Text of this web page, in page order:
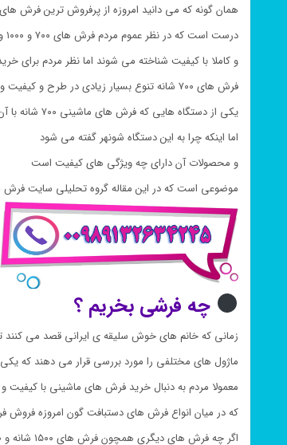
همان گونه که می دانید امروزه از پرفروش ترین فرش های
درست است که در نظر عموم مردم فرش های ۷۰۰ و ۱۰۰۰ و ۱۲۰۰ شانه دستبافت گون بوده
و کاملا با کیفیت شناخته می شوند اما نظر مردم برای
فرش های ۷۰۰ شانه تنوع بسیار زیادی در طرح و کیفیت و حتی نوع دستگاه بافتی دارند
یکی از دستگاه هایی که فرش های ماشینی ۷۰۰ شانه با آن بافته می شود دستگاه شونهر است
اما اینکه چرا به این دستگاه شونهر گفته می شود
و محصولات آن دارای چه ویژگی های کیفیت است
موضوعی است که در این مقاله گروه تحلیلی سایت
چه فرشی بخریم ؟
زمانی که خانم های خوش سلیقه ی ایرانی قصد می کنند
ماژول های مختلفی را مورد بررسی قرار می دهند که
معمولا مردم به دنبال خرید فرش های ماشینی با کیفیت
که در میان انواع فرش های دستبافت گون امروزه فروش فرش های ۷۰۰ و ۱۲۰۰
اگر چه فرش های دیگری همچون فرش های ۱۵۰۰ شانه و ۱۰۰۰ شانه نیز دستبافت گون نامیده می شوند